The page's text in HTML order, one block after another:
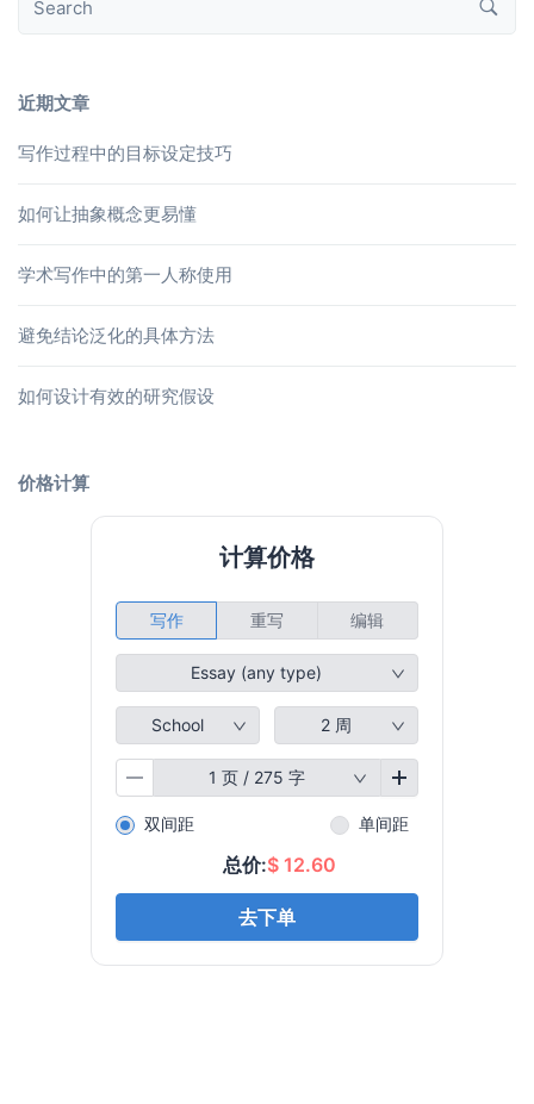
近期文章
写作过程中的目标设定技巧
如何让抽象概念更易懂
学术写作中的第一人称使用
避免结论泛化的具体方法
如何设计有效的研究假设
价格计算